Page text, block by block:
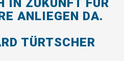
IN ZUKUNFT FÜR
ANLIEGEN DA.
TÜRTSCHER